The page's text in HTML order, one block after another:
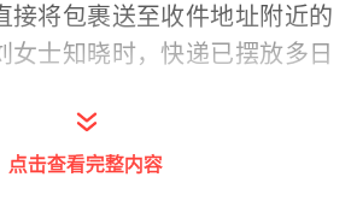
接将包裹送至收件地址附近的
女士知晓时，快递已摆放多日
渡区市民陈先生收到送货电
点击查看完整内容